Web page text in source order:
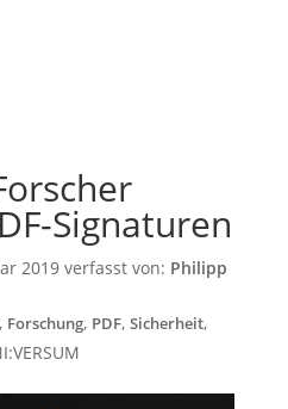
Signaturen
2019verfasst von: Philipp
Forschung, PDF, Sicherheit,